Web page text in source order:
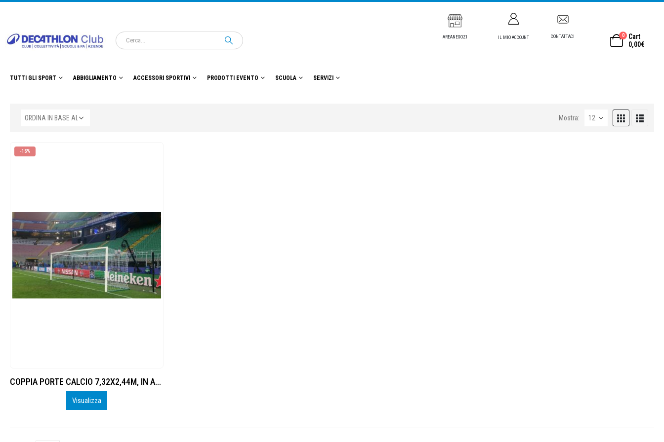
AREANEGOZI IL MIO ACCOUNT CONTATTACI 0
Cart
0,00€
TUTTI GLI SPORT ABBIGLIAMENTO ACCESSORI SPORTIVI PRODOTTI EVENTO SCUOLA SERVIZI
Mostra:
-15%
COPPIA PORTE CALCIO 7,32X2,44M, IN ALLUMINIO, FISSE CON BUSSOLE, REGGIRETE A PALO DISTANZIATO, CERTIFICATE UNI EN 748
Visualizza